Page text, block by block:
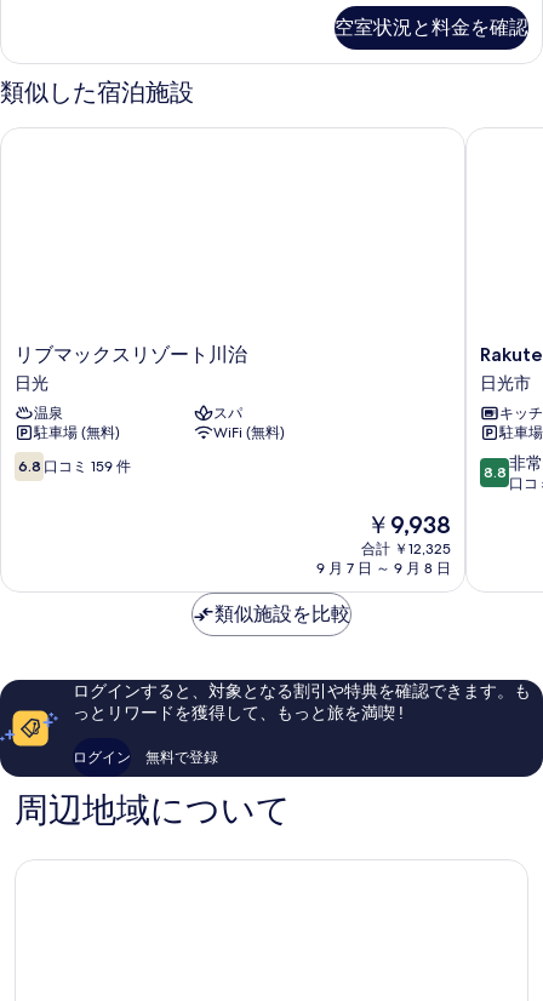
表
示
す
る
細
空室状況と料金を確認
類似した宿泊施設
リ
ブ
マ
ッ
ク
ス
リ
治
リブマックスリゾート川治
日光
温泉
スパ
駐車場 (無料)
WiFi (無料)
10
段
コ
件
口
コ
6.8 口コミ 159 件
現
在
の
￥9,938
合計 ￥12,325
9 月 7 日 ～ 9 月 8 日
リブマックスリゾート川治
Rakuten
STAY
MOTEL
日
光
鬼
怒
日光市
キッ
駐車
10
段
常
口
コ
8.8 非
口コ
Rakuten
類似施設を比較
ログインすると、対象となる割引や特典を確認できます。も
っとリワードを獲得して、もっと旅を満喫 !
ログイン 無料で登録
周辺地域について